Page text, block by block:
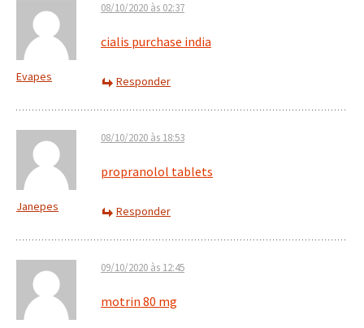
Evapes
08/10/2020 às 02:37
cialis purchase india
Responder
Janepes
08/10/2020 às 18:53
propranolol tablets
Responder
09/10/2020 às 12:45
motrin 80 mg